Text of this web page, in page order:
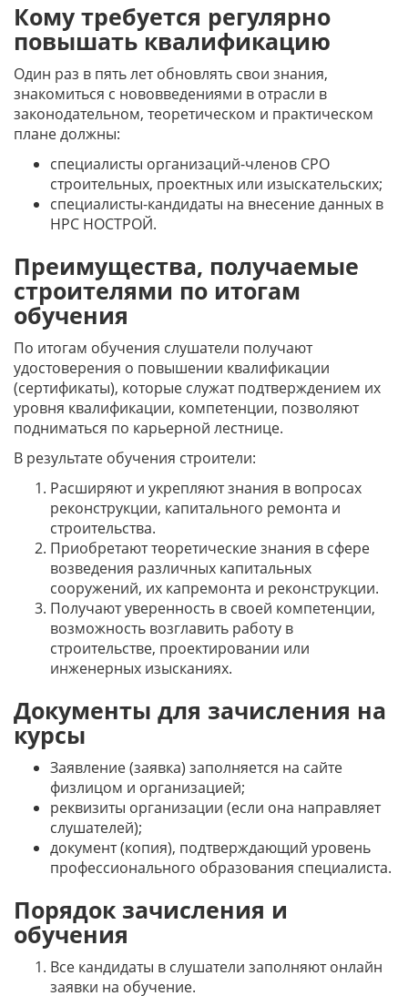
Кому требуется регулярно
повышать квалификацию
Один раз в пять лет обновлять свои знания,
знакомиться с нововведениями в отрасли в
законодательном, теоретическом и практическом
плане должны:
специалисты организаций-членов СРО
строительных, проектных или изыскательских;
специалисты-кандидаты на внесение данных в
НРС НОСТРОЙ.
Преимущества, получаемые
строителями по итогам
обучения
По итогам обучения слушатели получают
удостоверения о повышении квалификации
(сертификаты), которые служат подтверждением их
уровня квалификации, компетенции, позволяют
подниматься по карьерной лестнице.
В результате обучения строители:
Расширяют и укрепляют знания в вопросах
реконструкции, капитального ремонта и
строительства.
Приобретают теоретические знания в сфере
возведения различных капитальных
сооружений, их капремонта и реконструкции.
Получают уверенность в своей компетенции,
возможность возглавить работу в
строительстве, проектировании или
инженерных изысканиях.
Документы для зачисления на
курсы
Заявление (заявка) заполняется на сайте
физлицом и организацией;
реквизиты организации (если она направляет
слушателей);
документ (копия), подтверждающий уровень
профессионального образования специалиста.
Порядок зачисления и
обучения
Все кандидаты в слушатели заполняют онлайн
заявки на обучение.